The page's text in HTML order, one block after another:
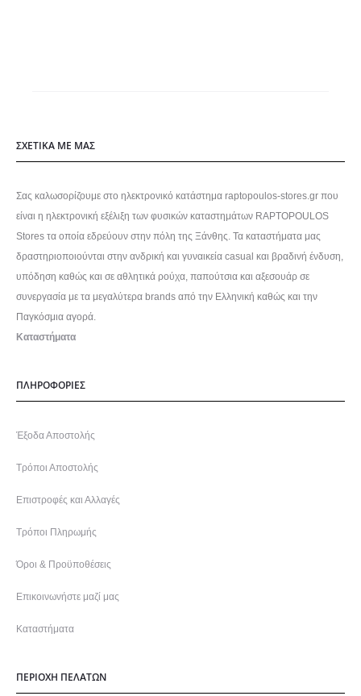
ΣΧΕΤΙΚΑ ΜΕ ΜΑΣ
Σας καλωσορίζουμε στο ηλεκτρονικό κατάστημα raptopoulos-stores.gr που
είναι η ηλεκτρονική εξέλιξη των φυσικών καταστημάτων RAPTOPOULOS
Stores τα οποία εδρεύουν στην πόλη της Ξάνθης. Τα καταστήματα μας
δραστηριοποιούνται στην ανδρική και γυναικεία casual και βραδινή ένδυση,
υπόδηση καθώς και σε αθλητικά ρούχα, παπούτσια και αξεσουάρ σε
συνεργασία με τα μεγαλύτερα brands από την Ελληνική καθώς και την
Παγκόσμια αγορά.
Καταστήματα
ΠΛΗΡΟΦΟΡΙΕΣ
Έξοδα Αποστολής
Τρόποι Αποστολής
Επιστροφές και Αλλαγές
Τρόποι Πληρωμής
Όροι & Προϋποθέσεις
Επικοινωνήστε μαζί μας
Καταστήματα
ΠΕΡΙΟΧΗ ΠΕΛΑΤΩΝ